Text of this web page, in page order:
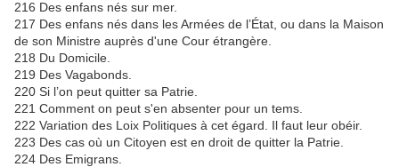
216 Des enfans nés sur mer.
217 Des enfans nés dans les Armées de l’État, ou dans la Maison
de son Ministre auprès d'une Cour étrangère.
218 Du Domicile.
219 Des Vagabonds.
220 Si l’on peut quitter sa Patrie.
221 Comment on peut s'en absenter pour un tems.
222 Variation des Loix Politiques à cet égard. Il faut leur obéir.
223 Des cas où un Citoyen est en droit de quitter la Patrie.
224 Des Emigrans.